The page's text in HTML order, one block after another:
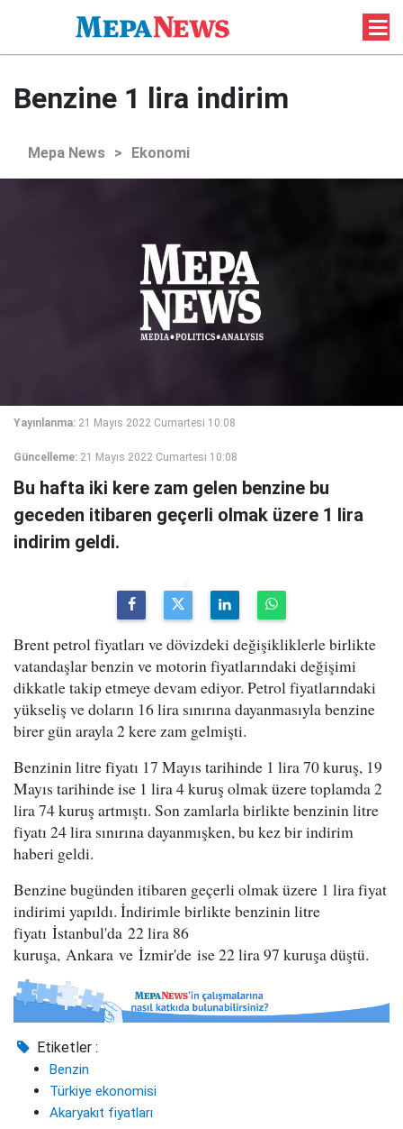
Benzine 1 lira indirim
Mepa News > Ekonomi
Yayınlanma: 21 Mayıs 2022 Cumartesi 10:08
Güncelleme: 21 Mayıs 2022 Cumartesi 10:08
Bu hafta iki kere zam gelen benzine bu
geceden itibaren geçerli olmak üzere 1 lira
indirim geldi.
Brent petrol fiyatları ve dövizdeki değişikliklerle birlikte
vatandaşlar benzin ve motorin fiyatlarındaki değişimi
dikkatle takip etmeye devam ediyor. Petrol fiyatlarındaki
yükseliş ve doların 16 lira sınırına dayanmasıyla benzine
birer gün arayla 2 kere zam gelmişti.
Benzinin litre fiyatı 17 Mayıs tarihinde 1 lira 70 kuruş, 19
Mayıs tarihinde ise 1 lira 4 kuruş olmak üzere toplamda 2
lira 74 kuruş artmıştı. Son zamlarla birlikte benzinin litre
fiyatı 24 lira sınırına dayanmışken, bu kez bir indirim
haberi geldi.
Benzine bugünden itibaren geçerli olmak üzere 1 lira fiyat
indirimi yapıldı. İndirimle birlikte benzinin litre
fiyatı İstanbul'da 22 lira 86
kuruşa, Ankara ve İzmir'de ise 22 lira 97 kuruşa düştü.
Etiketler :
Benzin
Türkiye ekonomisi
Akaryakıt fiyatları